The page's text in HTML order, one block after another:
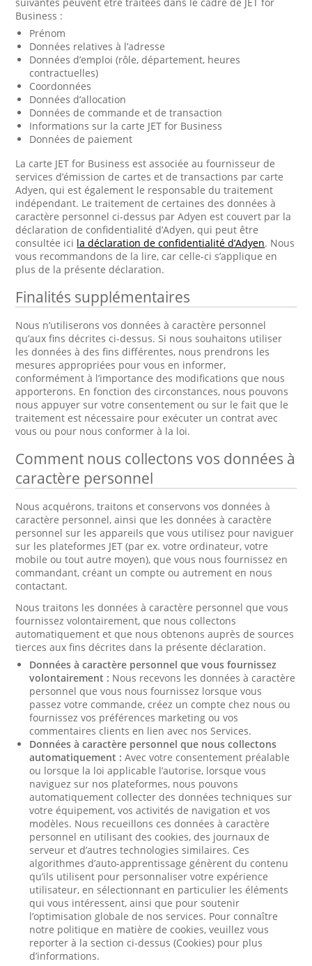
Business :
Prénom
Données relatives à l’adresse
Données d’emploi (rôle, département, heures
contractuelles)
Coordonnées
Données d’allocation
Données de commande et de transaction
Informations sur la carte JET for Business
Données de paiement
La carte JET for Business est associée au fournisseur de
services d’émission de cartes et de transactions par carte
Adyen, qui est également le responsable du traitement
indépendant. Le traitement de certaines des données à
caractère personnel ci-dessus par Adyen est couvert par la
déclaration de confidentialité d’Adyen, qui peut être
consultée ici la déclaration de confidentialité d’Adyen. Nous
vous recommandons de la lire, car celle-ci s’applique en
plus de la présente déclaration.
Finalités supplémentaires
Nous n’utiliserons vos données à caractère personnel
qu’aux fins décrites ci-dessus. Si nous souhaitons utiliser
les données à des fins différentes, nous prendrons les
mesures appropriées pour vous en informer,
conformément à l’importance des modifications que nous
apporterons. En fonction des circonstances, nous pouvons
nous appuyer sur votre consentement ou sur le fait que le
traitement est nécessaire pour exécuter un contrat avec
vous ou pour nous conformer à la loi.
Comment nous collectons vos données à
caractère personnel
Nous acquérons, traitons et conservons vos données à
caractère personnel, ainsi que les données à caractère
personnel sur les appareils que vous utilisez pour naviguer
sur les plateformes JET (par ex. votre ordinateur, votre
mobile ou tout autre moyen), que vous nous fournissez en
commandant, créant un compte ou autrement en nous
contactant.
Nous traitons les données à caractère personnel que vous
fournissez volontairement, que nous collectons
automatiquement et que nous obtenons auprès de sources
tierces aux fins décrites dans la présente déclaration.
Données à caractère personnel que vous fournissez
volontairement : Nous recevons les données à caractère
personnel que vous nous fournissez lorsque vous
passez votre commande, créez un compte chez nous ou
fournissez vos préférences marketing ou vos
commentaires clients en lien avec nos Services.
Données à caractère personnel que nous collectons
automatiquement : Avec votre consentement préalable
ou lorsque la loi applicable l’autorise, lorsque vous
naviguez sur nos plateformes, nous pouvons
automatiquement collecter des données techniques sur
votre équipement, vos activités de navigation et vos
modèles. Nous recueillons ces données à caractère
personnel en utilisant des cookies, des journaux de
serveur et d’autres technologies similaires. Ces
algorithmes d’auto-apprentissage génèrent du contenu
qu’ils utilisent pour personnaliser votre expérience
utilisateur, en sélectionnant en particulier les éléments
qui vous intéressent, ainsi que pour soutenir
l’optimisation globale de nos services. Pour connaître
notre politique en matière de cookies, veuillez vous
reporter à la section ci-dessus (Cookies) pour plus
d’informations.